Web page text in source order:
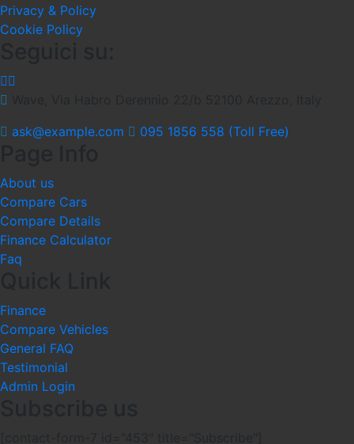
Privacy & Policy
Cookie Policy
ask@example.com
095 1856 558 (Toll Free)
About us
Compare Cars
Compare Details
Finance Calculator
Faq
Finance
Compare Vehicles
General FAQ
Testimonial
Admin Login